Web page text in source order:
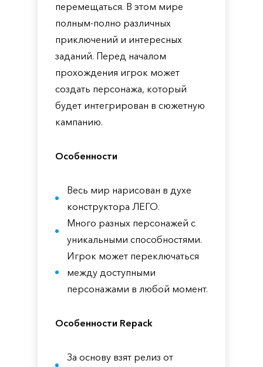
перемещаться. В этом мире
полным-полно различных
приключений и интересных
заданий. Перед началом
прохождения игрок может
создать персонажа, который
будет интегрирован в сюжетную
кампанию.
Особенности
Весь мир нарисован в духе
конструктора ЛЕГО.
Много разных персонажей с
уникальными способностями.
Игрок может переключаться
между доступными
персонажами в любой момент.
Особенности Repack
За основу взят релиз от